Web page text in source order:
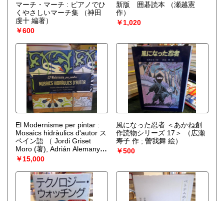
マーチ・マーチ : ピアノでひ
くやさしいマーチ集
（神田
虔十 編著）
￥600
新版 囲碁読本
（瀬越憲
作）
￥1,020
El Modernisme per pintar :
Mosaics hidràulics d'autor ス
ペイン語
（ Jordi Griset
Moro (著), Adrián Alemany
Alvarado ）
￥15,000
風になった忍者 ＜あかね創
作読物シリーズ 17＞
（広瀬
寿子 作 ; 曽我舞 絵）
￥500